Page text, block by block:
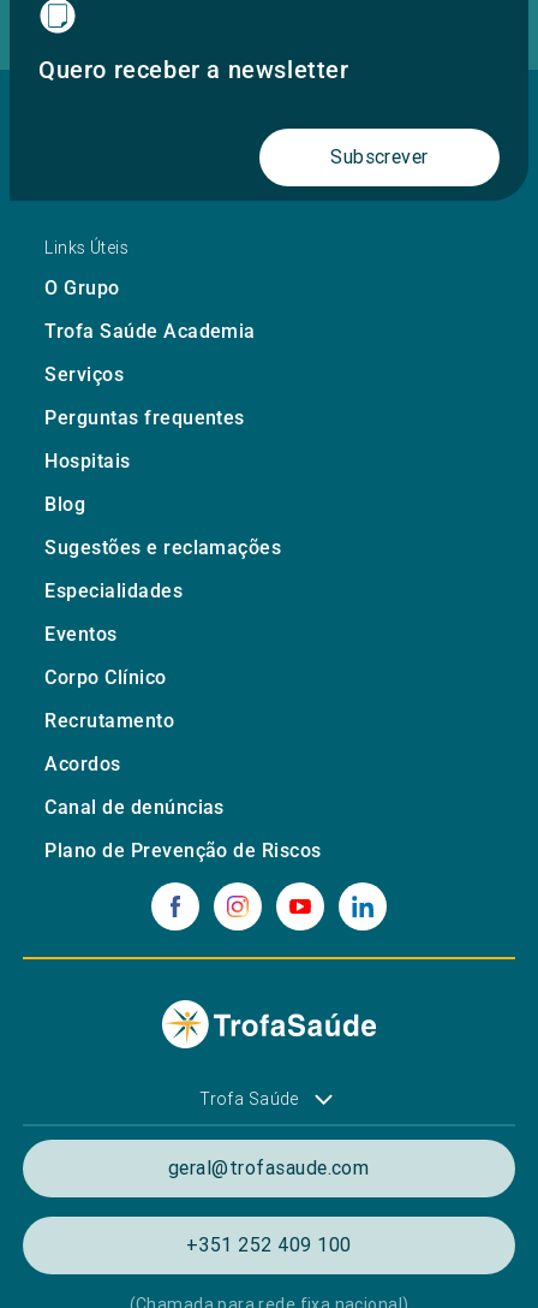
Quero receber a newsletter
Subscrever
Links Úteis
O Grupo
Trofa Saúde Academia
Serviços
Perguntas frequentes
Hospitais
Blog
Sugestões e reclamações
Especialidades
Eventos
Corpo Clínico
Recrutamento
Acordos
Canal de denúncias
Plano de Prevenção de Riscos
Trofa Saúde
geral@trofasaude.com
+351 252 409 100